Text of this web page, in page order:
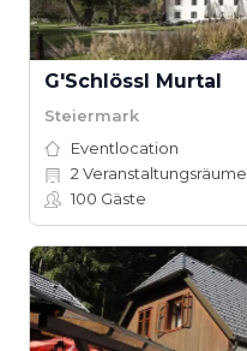
G'Schlössl Murtal
Steiermark
Eventlocation
2 Veranstaltungsräume
100 Gäste